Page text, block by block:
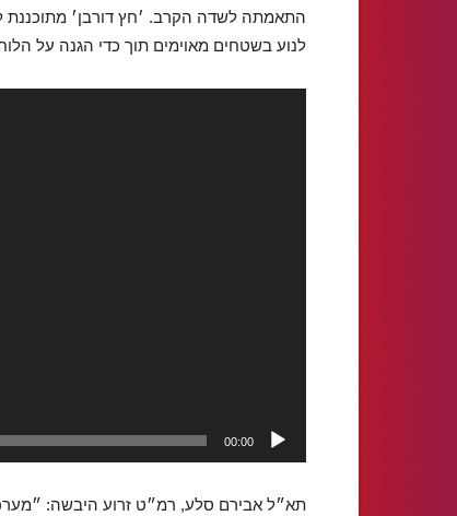
התאמתה לשדה הקרב. ׳חץ דורבן׳ מתוכננת
לנוע בשטחים מאוימים תוך כדי הגנה על
00:00
תא״ל אבירם סלע, רמ״ט זרוע היבשה: